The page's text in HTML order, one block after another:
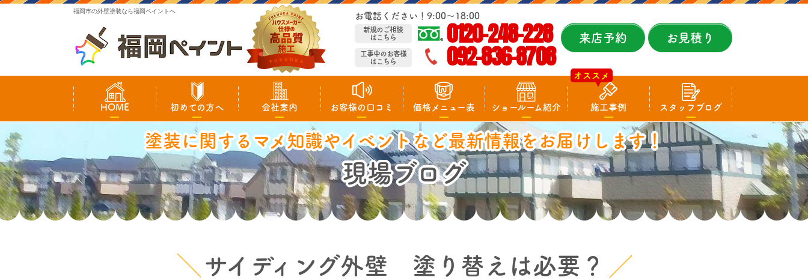
福岡市の外壁塗装なら福岡ペイントへ お電話ください！9:00～18:00
新規のご相談
はこちら
0120-248-228
工事中のお客様
はこちら
092-836-8708
来店予約 お見積り
HOME 初めての方へ 会社案内 お客様の口コミ 価格メニュー表 ショールーム紹介 施工事例
オススメ
スタッフブログ
塗装に関するマメ知識やイベントなど最新情報をお届けします！
現場ブログ
サイディング外壁 塗り替えは必要？